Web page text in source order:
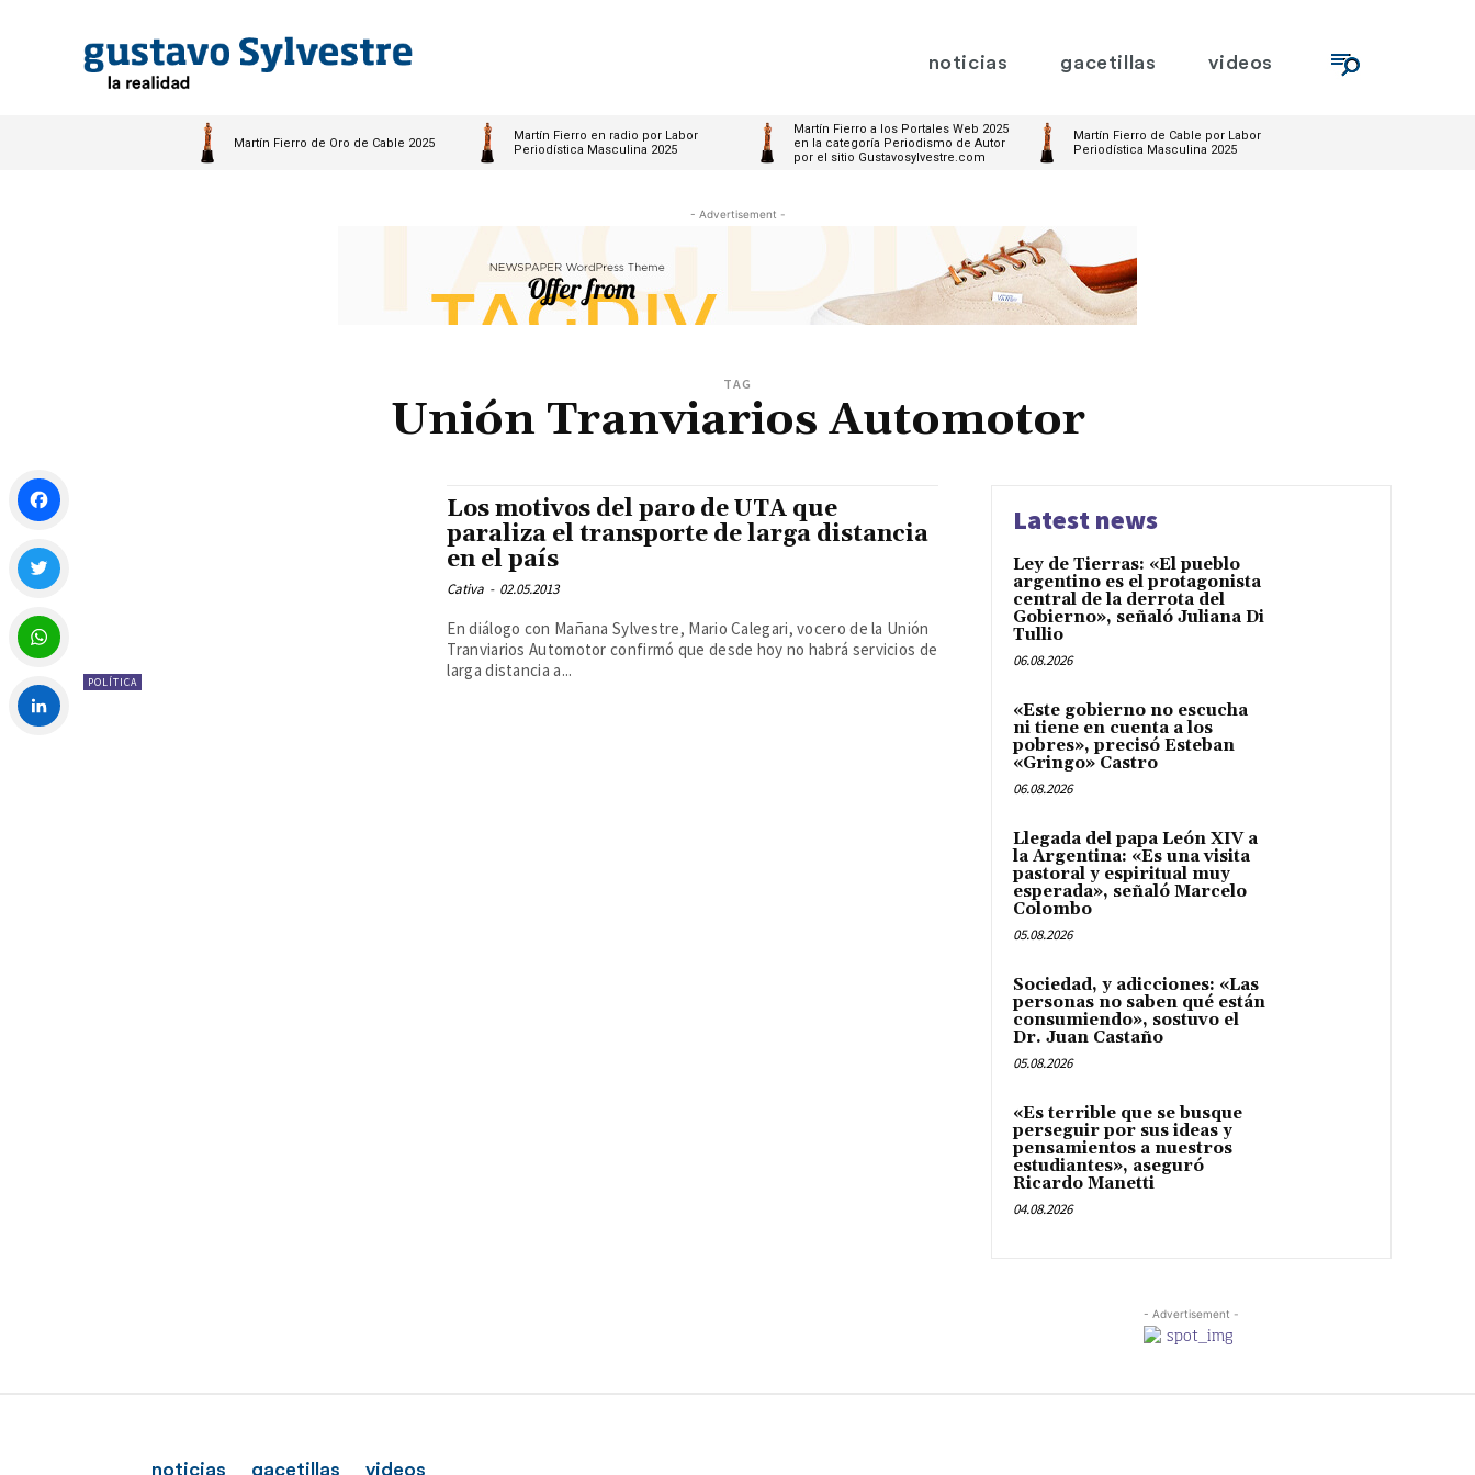
noticias gacetillas videos
Martín Fierro de Oro de Cable 2025
Martín Fierro en radio por Labor
Periodística Masculina 2025
Martín Fierro a los Portales Web 2025
en la categoría Periodismo de Autor
por el sitio Gustavosylvestre.com
Martín Fierro de Cable por Labor
Periodística Masculina 2025
- Advertisement -
TAG
Unión Tranviarios Automotor
POLÍTICA
Los motivos del paro de UTA que
paraliza el transporte de larga distancia
en el país
Cativa - 02.05.2013
En diálogo con Mañana Sylvestre, Mario Calegari, vocero de la Unión
Tranviarios Automotor confirmó que desde hoy no habrá servicios de
larga distancia a...
Latest news
Ley de Tierras: «El pueblo
argentino es el protagonista
central de la derrota del
Gobierno», señaló Juliana Di
Tullio
06.08.2026
«Este gobierno no escucha
ni tiene en cuenta a los
pobres», precisó Esteban
«Gringo» Castro
06.08.2026
Llegada del papa León XIV a
la Argentina: «Es una visita
pastoral y espiritual muy
esperada», señaló Marcelo
Colombo
05.08.2026
Sociedad, y adicciones: «Las
personas no saben qué están
consumiendo», sostuvo el
Dr. Juan Castaño
05.08.2026
«Es terrible que se busque
perseguir por sus ideas y
pensamientos a nuestros
estudiantes», aseguró
Ricardo Manetti
04.08.2026
- Advertisement -
noticias gacetillas videos
Facebook
Twitter
WhatsApp